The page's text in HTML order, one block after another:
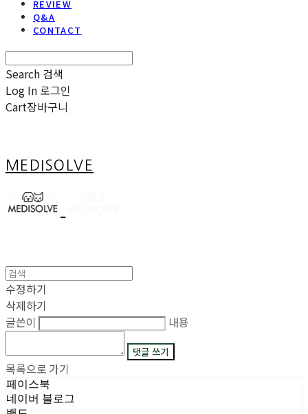
REVIEW
Q&A
CONTACT
Search 검색
Log In 로그인
Cart장바구니
MEDISOLVE
수정하기
삭제하기
글쓴이
내용
댓글 쓰기
목록으로 가기
페이스북
네이버 블로그